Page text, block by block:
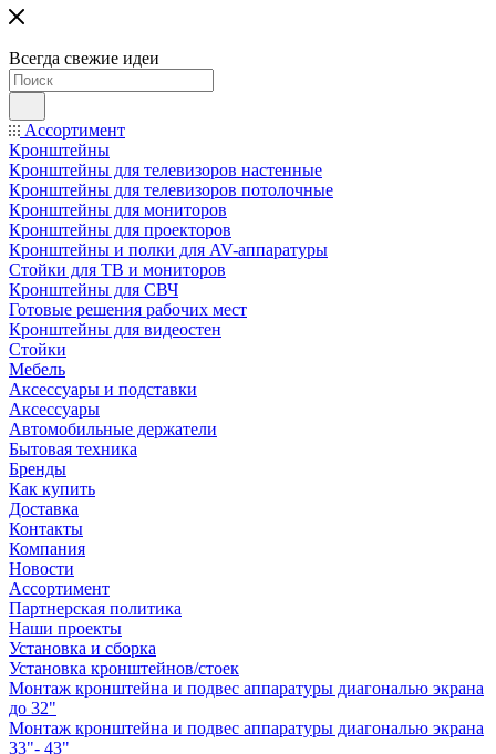
Всегда свежие идеи
Ассортимент
Кронштейны
Кронштейны для телевизоров настенные
Кронштейны для телевизоров потолочные
Кронштейны для мониторов
Кронштейны для проекторов
Кронштейны и полки для AV-аппаратуры
Стойки для ТВ и мониторов
Кронштейны для СВЧ
Готовые решения рабочих мест
Кронштейны для видеостен
Стойки
Мебель
Аксессуары и подставки
Аксессуары
Автомобильные держатели
Бытовая техника
Бренды
Как купить
Доставка
Контакты
Компания
Новости
Ассортимент
Партнерская политика
Наши проекты
Установка и сборка
Установка кронштейнов/стоек
Монтаж кронштейна и подвес аппаратуры диагональю экрана
до 32"
Монтаж кронштейна и подвес аппаратуры диагональю экрана
33"- 43"